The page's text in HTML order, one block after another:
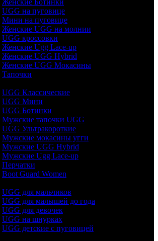
UGG на пуговице
Мини на пуговице
Женские UGG на молнии
UGG кроссовки
Женские Ugg Lace-up
Женские UGG Hybrid
Женские UGG Мокасины
Тапочки
UGG Классические
UGG Мини
UGG Ботинки
Мужские тапочки UGG
UGG Ультракороткие
Мужские мокасины угги
Мужские UGG Hybrid
Мужские Ugg Lace-up
Перчатки
Boot Guard Women
UGG для мальчиков
UGG для малышей до года
UGG для девочек
UGG на шнурках
UGG детские с пуговицей